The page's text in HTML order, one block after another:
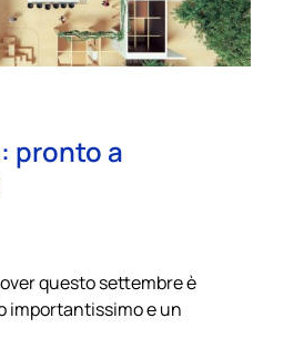
pronto a
questo settembre è
importantissimo e un